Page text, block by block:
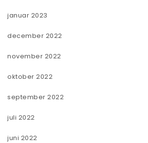
januar 2023
december 2022
november 2022
oktober 2022
september 2022
juli 2022
juni 2022